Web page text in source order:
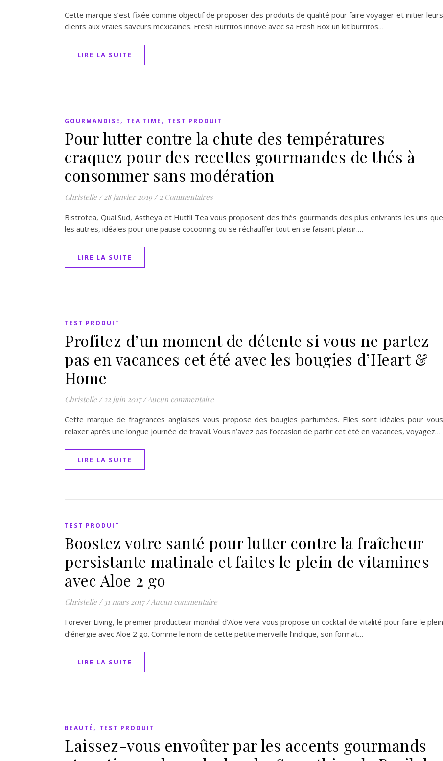
Cette marque s’est fixée comme objectif de proposer des produits de qualité pour faire voyager et initier leurs
clients aux vraies saveurs mexicaines. Fresh Burritos innove avec sa Fresh Box un kit burritos…
LIRE LA SUITE
GOURMANDISE , TEA TIME , TEST PRODUIT
Pour lutter contre la chute des températures
craquez pour des recettes gourmandes de thés à
consommer sans modération
Christelle / 28 janvier 2019 / 2 Commentaires
Bistrotea, Quai Sud, Astheya et Huttli Tea vous proposent des thés gourmands des plus enivrants les uns que
les autres, idéales pour une pause cocooning ou se réchauffer tout en se faisant plaisir.…
LIRE LA SUITE
TEST PRODUIT
Profitez d’un moment de détente si vous ne partez
pas en vacances cet été avec les bougies d’Heart &
Home
Christelle / 22 juin 2017 /Aucun commentaire
Cette marque de fragrances anglaises vous propose des bougies parfumées. Elles sont idéales pour vous
relaxer après une longue journée de travail. Vous n’avez pas l’occasion de partir cet été en vacances, voyagez…
LIRE LA SUITE
TEST PRODUIT
Boostez votre santé pour lutter contre la fraîcheur
persistante matinale et faites le plein de vitamines
avec Aloe 2 go
Christelle / 31 mars 2017 /Aucun commentaire
Forever Living, le premier producteur mondial d’Aloe vera vous propose un cocktail de vitalité pour faire le plein
d’énergie avec Aloe 2 go. Comme le nom de cette petite merveille l’indique, son format…
LIRE LA SUITE
BEAUTÉ , TEST PRODUIT
Laissez-vous envoûter par les accents gourmands